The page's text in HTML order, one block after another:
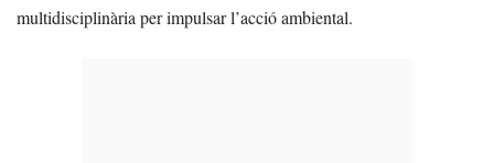
multidisciplinària per impulsar l’acció ambiental.